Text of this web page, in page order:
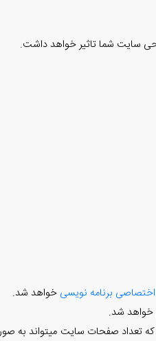
سایت شما تاثیر خواهد داشت.
اختصاصی برنامه نویسی خواهد شد.
خواهد شد.
تعداد صفحات سایت میتواند به